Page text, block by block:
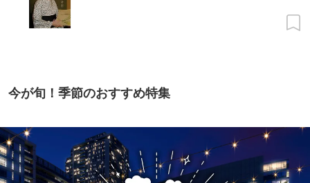
今が旬！季節のおすすめ特集